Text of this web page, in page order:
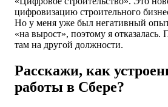
цифровизацию строительного
Но у меня уже был негативный
«на вырост», поэтому я отказалась.
там на другой должности.
Расскажи, как
работы в Сбере?